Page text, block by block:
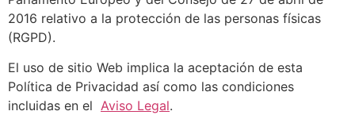
2016 relativo a la protección de las personas físicas
(RGPD).
El uso de sitio Web implica la aceptación de esta
Política de Privacidad así como las condiciones
incluidas en el Aviso Legal.